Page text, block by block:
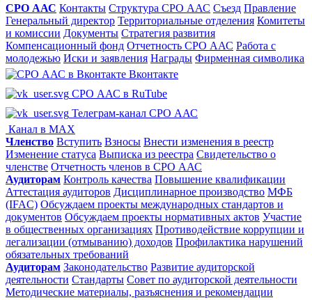
СРО ААС Контакты Структура СРО ААС Съезд Правление
Генеральный директор Территориальные отделения Комитеты
и комиссии Документы Стратегия развития
Компенсационный фонд Отчетность СРО ААС Работа с
молодежью Иски и заявления Награды Фирменная символика
Вконтакте
СРО ААС в RuTube
Телеграм-канал СРО ААС
Канал в MAX
Членство Вступить Взносы Внести изменения в реестр
Изменение статуса Выписка из реестра Свидетельство о
членстве Отчетность членов в СРО ААС
Аудиторам Контроль качества Повышение квалификации
Аттестация аудиторов Дисциплинарное производство МФБ
(IFAC) Обсуждаем проекты международных стандартов и
документов Обсуждаем проекты нормативных актов Участие
в общественных организациях Противодействие коррупции и
легализации (отмыванию) доходов Профилактика нарушений
обязательных требований
Аудиторам Законодательство Развитие аудиторской
деятельности Стандарты Совет по аудиторской деятельности
Методические материалы, разъяснения и рекомендации